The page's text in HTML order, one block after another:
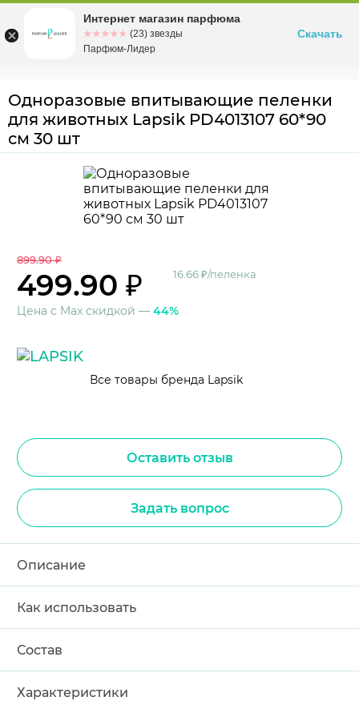
Омскул. Заозерная, 11, к. 1
Одноразовые впитывающие пеленки
для животных Lapsik PD4013107 60*90
см 30 шт
899.90 ₽
499.90 ₽ 16.66 ₽/пеленка
Цена с Max скидкой — 44%
Все товары бренда Lapsik
Оставить отзыв
Задать вопрос
Описание
Как использовать
Состав
Характеристики
Интернет магазин парфюма
☆☆☆☆☆
★★★★★ (23) звезды
Парфюм-Лидер
Скачать